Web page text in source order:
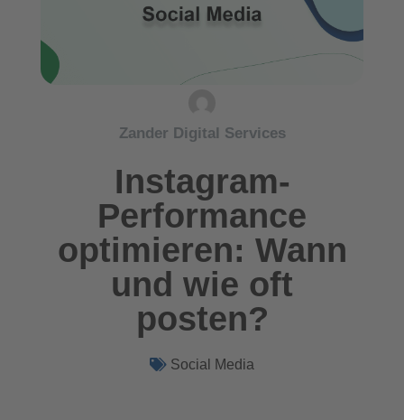
Zander Digital Services
Instagram-
Performance
optimieren: Wann
und wie oft
posten?
Social Media